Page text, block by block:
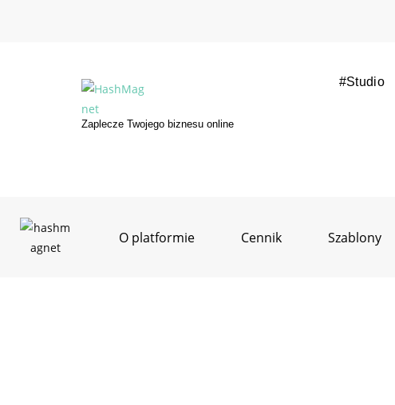
Zaplecze Twojego biznesu online
#Studio
O platformie Cennik Szablony